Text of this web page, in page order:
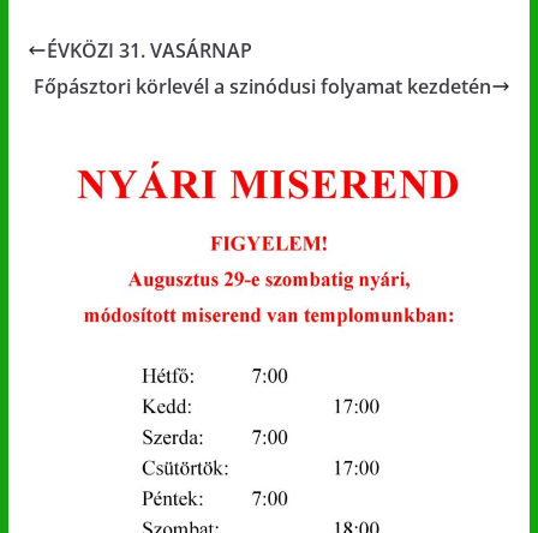
ÉVKÖZI 31. VASÁRNAP
Főpásztori körlevél a szinódusi folyamat kezdetén